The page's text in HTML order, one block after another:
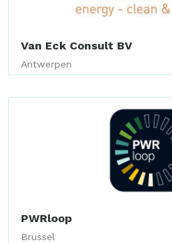
Van Eck Consult BV
Antwerpen
PWRloop
Brussel